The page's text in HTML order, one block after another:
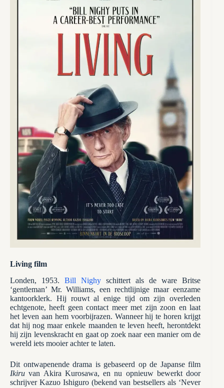
Living film
Londen, 1953.Bill Nighy schittert als de ware Britse
‘gentleman’ Mr. Williams, een rechtlijnige maar eenzame
kantoorklerk. Hij rouwt al enige tijd om zijn overleden
echtgenote, heeft geen contact meer met zijn zoon en laat
het leven aan hem voorbijrazen. Wanneer hij te horen krijgt
dat hij nog maar enkele maanden te leven heeft, herontdekt
hij zijn levenskracht en gaat op zoek naar een manier om de
wereld iets mooier achter te laten.
Dit ontwapenende drama is gebaseerd op de Japanse film
Ikiru van Akira Kurosawa, en nu opnieuw bewerkt door
schrijver Kazuo Ishiguro (bekend van bestsellers als ‘Never